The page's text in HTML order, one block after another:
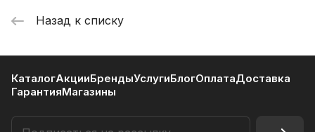
Назад к списку
КаталогАкцииБрендыУслугиБлогОплатаДоставка
ГарантияМагазины